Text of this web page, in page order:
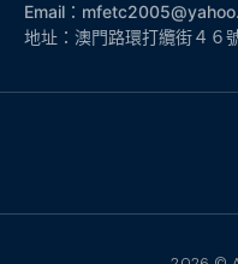
Email：
地址：澳門路環打纜街４６